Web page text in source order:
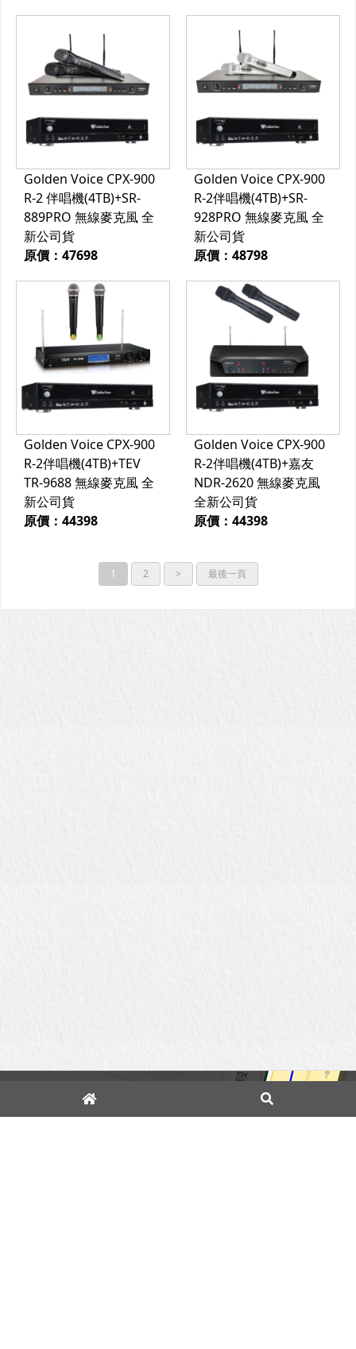
Golden Voice CPX-900
R-2 伴唱機(4TB)+SR-
889PRO 無線麥克風 全
新公司貨
原價：47698
Golden Voice CPX-900
R-2伴唱機(4TB)+SR-
928PRO 無線麥克風 全
新公司貨
原價：48798
Golden Voice CPX-900
R-2伴唱機(4TB)+TEV
TR-9688 無線麥克風 全
新公司貨
原價：44398
Golden Voice CPX-900
R-2伴唱機(4TB)+嘉友
NDR-2620 無線麥克風
全新公司貨
原價：44398
1 2 > 最後一頁